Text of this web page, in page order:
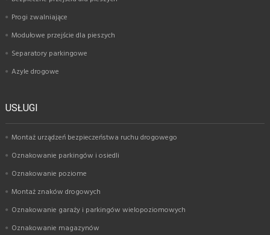
Progi zwalniające
Modułowe przejście dla pieszych
Separatory parkingowe
Azyle drogowe
USŁUGI
Montaż urządzeń bezpieczeństwa ruchu drogowego
Oznakowanie parkingów i osiedli
Oznakowanie poziome
Montaż znaków drogowych
Oznakowanie garaży i parkingów wielopoziomowych
Oznakowanie magazynów